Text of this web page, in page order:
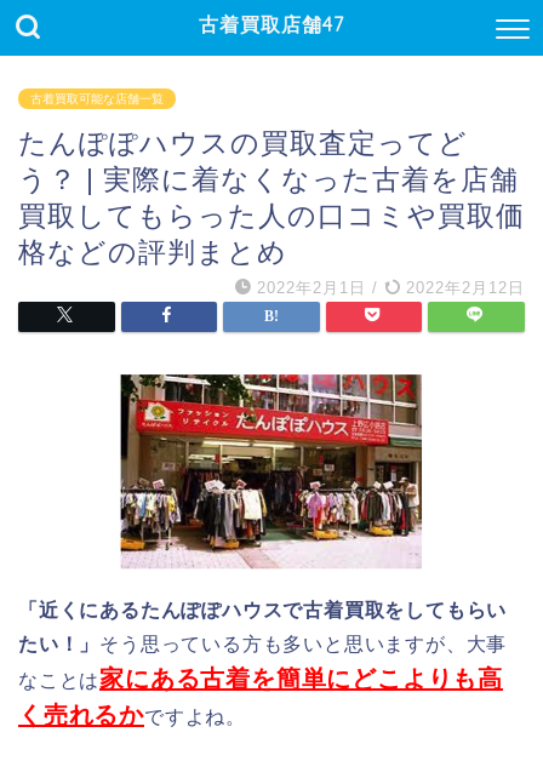
古着買取店舗47
古着買取可能な店舗一覧
たんぽぽハウスの買取査定ってど
う？ | 実際に着なくなった古着を店舗
買取してもらった人の口コミや買取価
格などの評判まとめ
2022年2月1日 / 2022年2月12日
「近くにあるたんぽぽハウスで古着買取をしてもらい
たい！」 そう思っている方も多いと思いますが、大事
なことは家にある古着を簡単にどこよりも高
く売れるかですよね。